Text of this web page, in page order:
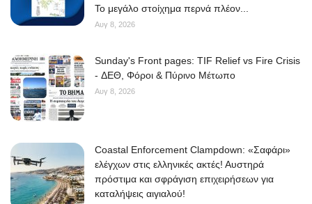
Το μεγάλο στοίχημα περνά πλέον...
Αυγ 8, 2026
Sunday's Front pages: TIF Relief vs Fire Crisis
- ΔΕΘ, Φόροι & Πύρινο Μέτωπο
Αυγ 8, 2026
Coastal Enforcement Clampdown: «Σαφάρι»
ελέγχων στις ελληνικές ακτές! Αυστηρά
πρόστιμα και σφράγιση επιχειρήσεων για
καταλήψεις αιγιαλού!